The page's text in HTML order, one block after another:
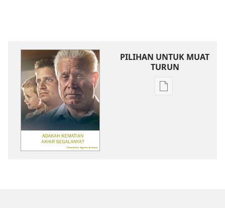
PILIHAN UNTUK MUAT
TURUN
Pilihan